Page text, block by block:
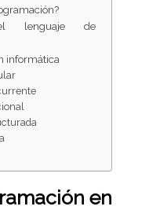
lenguaje de
informática
en